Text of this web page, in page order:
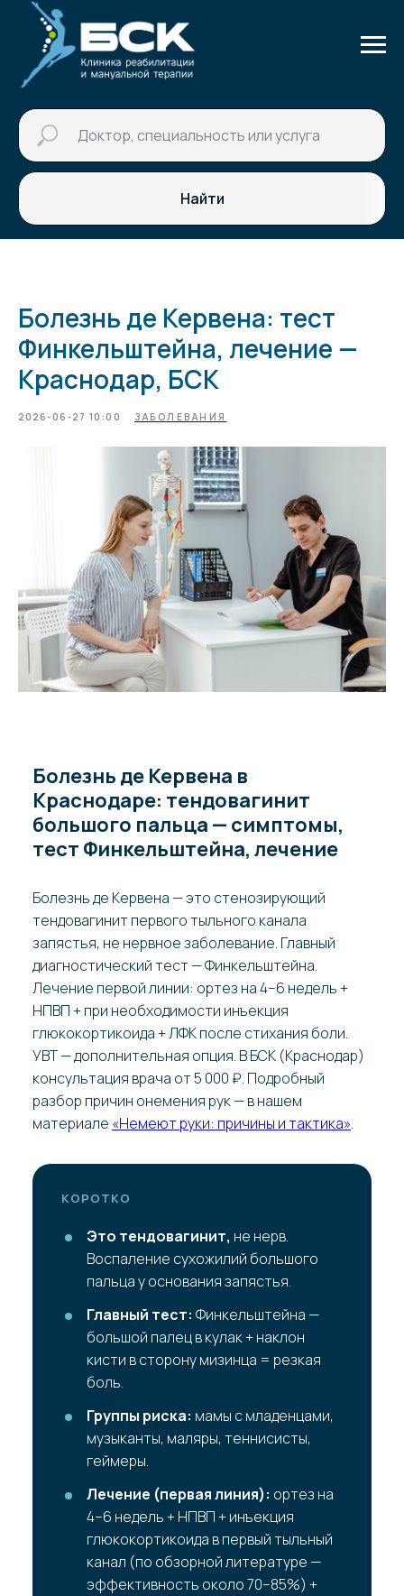
Найти
Болезнь де Кервена: тест
Финкельштейна, лечение —
Краснодар, БСК
2026-06-27 10:00 ЗАБОЛЕВАНИЯ
Болезнь де Кервена в
Краснодаре: тендовагинит
большого пальца — симптомы,
тест Финкельштейна, лечение
Болезнь де Кервена — это стенозирующий
тендовагинит первого тыльного канала
запястья, не нервное заболевание. Главный
диагностический тест — Финкельштейна.
Лечение первой линии: ортез на 4–6 недель +
НПВП + при необходимости инъекция
глюкокортикоида + ЛФК после стихания боли.
УВТ — дополнительная опция. В БСК (Краснодар)
консультация врача от 5 000 ₽. Подробный
разбор причин онемения рук — в нашем
материале «Немеют руки: причины и тактика».
КОРОТКО
Это тендовагинит, не нерв.
Воспаление сухожилий большого
пальца у основания запястья.
Главный тест: Финкельштейна —
большой палец в кулак + наклон
кисти в сторону мизинца = резкая
боль.
Группы риска: мамы с младенцами,
музыканты, маляры, теннисисты,
геймеры.
Лечение (первая линия): ортез на
4–6 недель + НПВП + инъекция
глюкокортикоида в первый тыльный
канал (по обзорной литературе —
эффективность около 70–85%) +